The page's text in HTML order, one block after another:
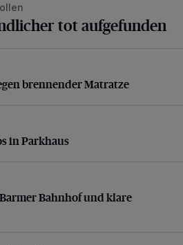
tot aufgefunden
brennender Matratze
brennender Matratze
in Parkhaus
in Parkhaus
Bahnhof und klare Ansage
Bahnhof und klare